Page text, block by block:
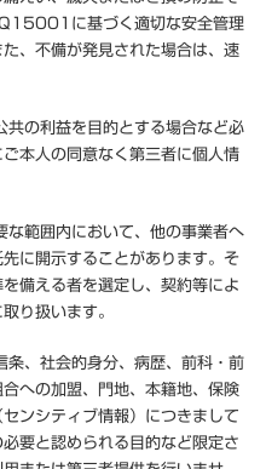
に基づく適切な安全管理
、不備が発見された場合は、速
共の利益を目的とする場合など必
本人の同意なく第三者に個人情
な範囲内において、他の事業者へ
に開示することがあります。そ
備える者を選定し、契約等によ
り扱います。
条、社会的身分、病歴、前科・前
への加盟、門地、本籍地、保険
ンシティブ情報）につきまして
要と認められる目的など限定さ